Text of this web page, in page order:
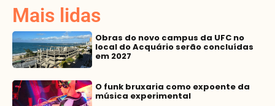
Mais lidas
Obras do novo campus da UFC no
local do Acquário serão concluídas
em 2027
O funk bruxaria como expoente da
música experimental